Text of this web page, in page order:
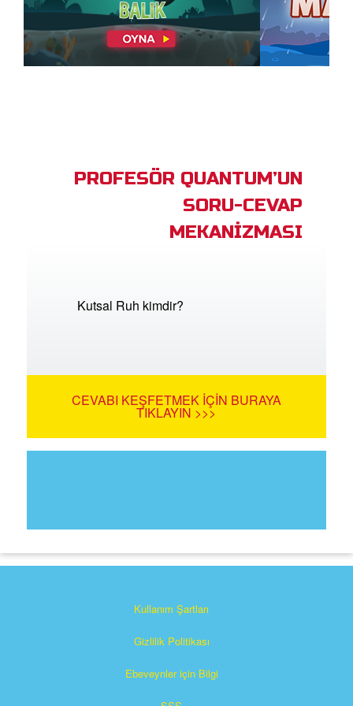
Previous Next
PROFESÖR QUANTUM’UN
SORU-CEVAP
MEKANİZMASI
Kutsal Ruh kimdir?
CEVABI KEŞFETMEK İÇIN BURAYA
TIKLAYIN >>>
Kullanım Şartları
Gizlilik Politikası
Ebeveynler için Bilgi